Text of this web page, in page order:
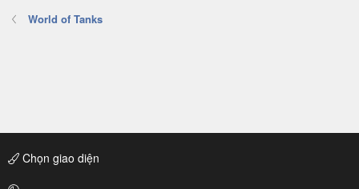
World of Tanks
Chọn giao diện